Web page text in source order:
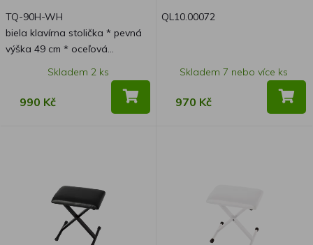
TQ-90H-WH
biela klavírna stolička * pevná
výška 49 cm * oceľová
Skladem 2 ks
990 Kč
QL10.00072
Skladem 7 nebo více ks
970 Kč